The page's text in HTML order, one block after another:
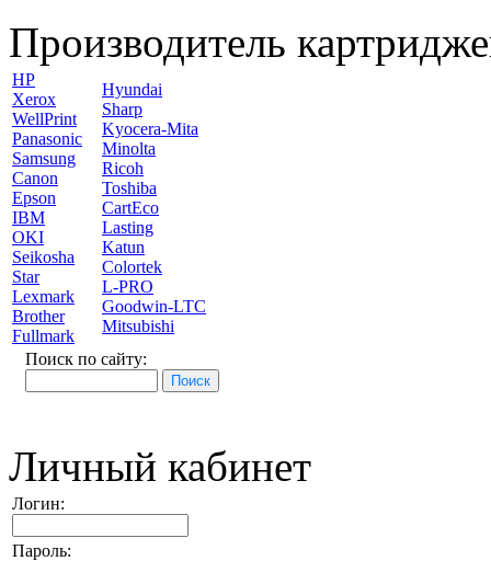
Производитель
HP
Xerox
WellPrint
Panasonic
Samsung
Canon
Epson
IBM
OKI
Seikosha
Star
Lexmark
Brother
Fullmark
Hyundai
Sharp
Kyocera-Mita
Minolta
Ricoh
Toshiba
CartEco
Lasting
Katun
Colortek
L-PRO
Goodwin-LTC
Mitsubishi
Поиск по сайту:
Личный кабинет
Логин:
Пароль: